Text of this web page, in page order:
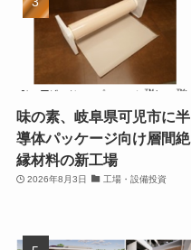
味の素、岐阜県可児市に半
導体パッケージ向け層間絶
縁材料の新工場
2026年8月3日 工場・設備投資